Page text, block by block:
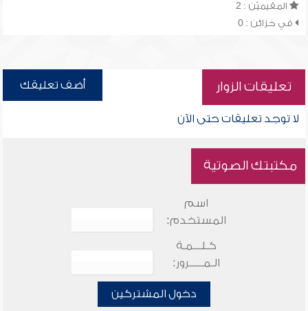
المقيميّن : 2
في خزائن : 0
تعليقات الزوار أضف تعليقك
لا توجد تعليقات حتى الآن
مكتبتك الصوتية
اسم
المستخدم:
كـلـــمـة
الـمـــــرور:
دخول المشتركين